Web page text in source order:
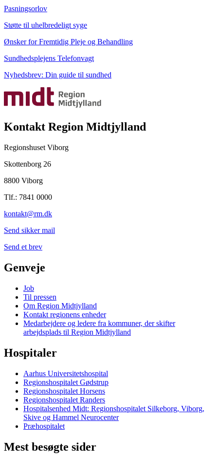
Pasningsorlov
Støtte til uhelbredeligt syge
Ønsker for Fremtidig Pleje og Behandling
Sundhedsplejens Telefonvagt
Nyhedsbrev: Din guide til sundhed
Kontakt Region Midtjylland
Regionshuset Viborg
Skottenborg 26
8800 Viborg
Tlf.: 7841 0000
kontakt@rm.dk
Send sikker mail
Send et brev
Genveje
Job
Til pressen
Om Region Midtjylland
Kontakt regionens enheder
Medarbejdere og ledere fra kommuner, der skifter
arbejdsplads til Region Midtjylland
Hospitaler
Aarhus Universitetshospital
Regionshospitalet Gødstrup
Regionshospitalet Horsens
Regionshospitalet Randers
Hospitalsenhed Midt: Regionshospitalet Silkeborg, Viborg,
Skive og Hammel Neurocenter
Præhospitalet
Mest besøgte sider